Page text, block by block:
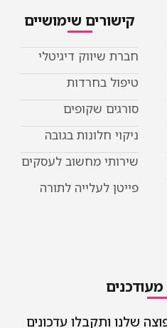
קישורים שימושיים
חברת שיווק דיגיטלי
טיפול בחרדות
סורגים שקופים
ניקוי חלונות בגובה
שירותי מחשוב לעסקים
פייטן לעלייה לתורה
שלנו ותקבלו עדכונים